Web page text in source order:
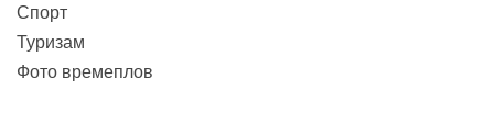
Спорт
Туризам
Фото времеплов